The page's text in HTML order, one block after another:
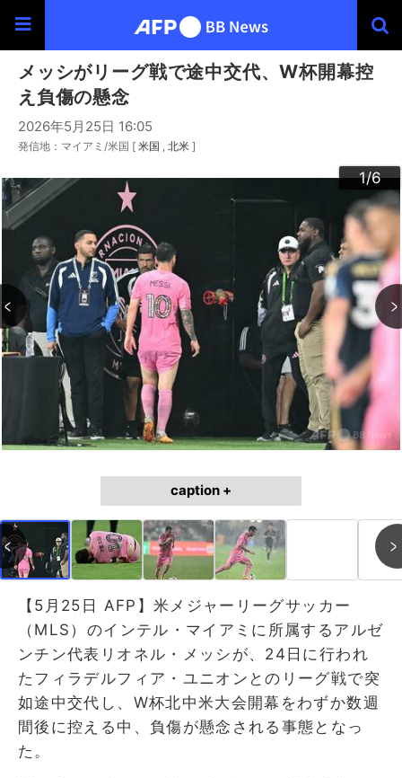
メッシがリーグ戦で途中交代、W杯開幕控
え負傷の懸念
2026年5月25日 16:05
発信地：マイアミ/米国 [ 米国 北米 ]
1/6
2/6
3/6
4/6
5/6
6/6
caption +
【5月25日 AFP】米メジャーリーグサッカー
（MLS）のインテル・マイアミに所属するアルゼ
ンチン代表リオネル・メッシが、24日に行われ
たフィラデルフィア・ユニオンとのリーグ戦で突
如途中交代し、W杯北中米大会開幕をわずか数週
間後に控える中、負傷が懸念される事態となっ
た。